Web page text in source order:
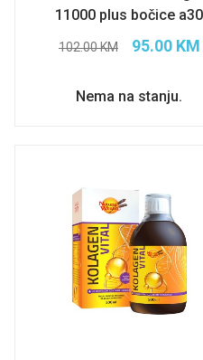
11000 plus bočice a30
102.00 KM 95.00 KM
Nema na stanju.